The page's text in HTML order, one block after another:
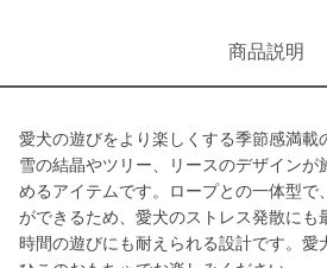
商品説明
愛犬の遊びをより楽しくする季節感満載
雪の結晶やツリー、リースのデザインが
めるアイテムです。ロープとの一体型で
ができるため、愛犬のストレス発散にも
時間の遊びにも耐えられる設計です。愛